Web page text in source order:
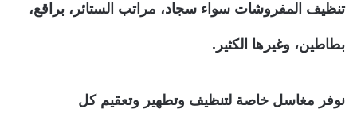
تنظيف المفروشات سواء سجاد، مراتب الستائر، براقع،
بطاطين، وغيرها الكثير.
نوفر مغاسل خاصة لتنظيف وتطهير وتعقيم كل